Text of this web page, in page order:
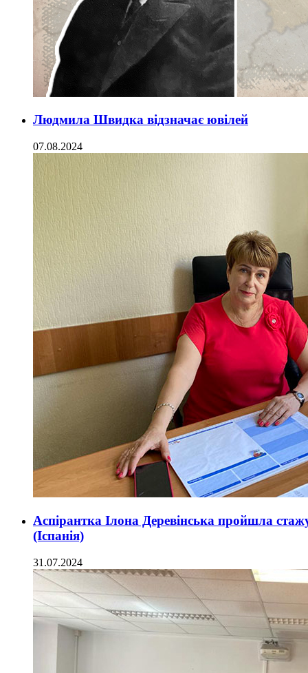
Людмила Швидка відзначає ювілей
07.08.2024
Аспірантка Ілона Деревінська пройшла
(Іспанія)
31.07.2024